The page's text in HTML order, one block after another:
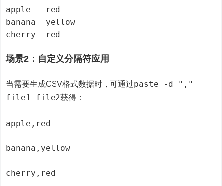
apple	red
banana	yellow
cherry	red
场景2：自定义分隔符应用
当需要生成CSV格式数据时，可通过paste -d ","
file1 file2获得：
apple,red
banana,yellow
cherry,red